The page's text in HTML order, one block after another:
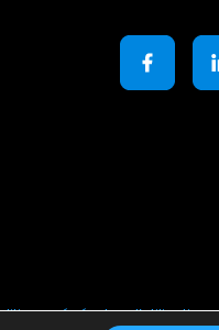
générales d’utilisation